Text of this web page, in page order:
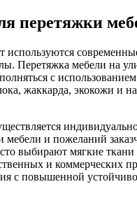
перетяжки
используются
Перетяжка мебели на
с
жаккарда, экокожи и
мебели и пожеланий
выбирают мягкие ткани
и коммерческих
с повышенной